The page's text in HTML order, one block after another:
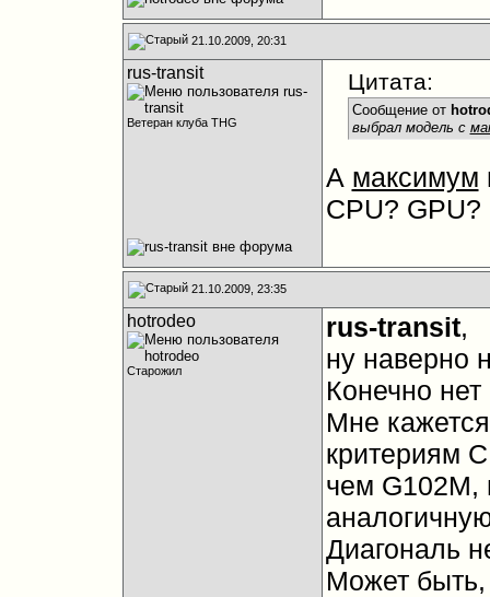
21.10.2009, 20:31
rus-transit
Ветеран клуба THG
Цитата:
Сообщение от
выбрал модель с
А максимум
CPU? GPU?
21.10.2009, 23:35
hotrodeo
Старожил
rus-transit,
ну наверно
Конечно
Мне
критериям
чем G102M,
Диагональ
Может быть,